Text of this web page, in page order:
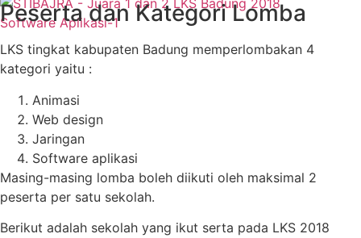
Peserta dan Kategori Lomba
LKS tingkat kabupaten Badung memperlombakan 4
kategori yaitu :
Animasi
Web design
Jaringan
Software aplikasi
Masing-masing lomba boleh diikuti oleh maksimal 2
peserta per satu sekolah.
Berikut adalah sekolah yang ikut serta pada LKS 2018